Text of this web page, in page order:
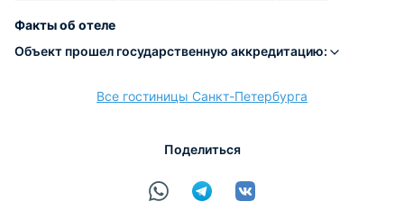
расчёт
Факты об отеле
Объект прошел государственную аккредитацию:
Все гостиницы Санкт-Петербурга
Поделиться